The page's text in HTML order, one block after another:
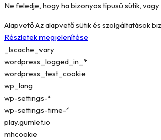
Ne feledje, hogy ha bizonyos típusú sütik,
AlapvetőAz alapvető sütik és szolgáltatások
Részletek megjelenítése
_lscache_vary
wordpress_logged_in_*
wordpress_test_cookie
wp_lang
wp-settings-*
wp-settings-time-*
play.gumlet.io
mhcookie